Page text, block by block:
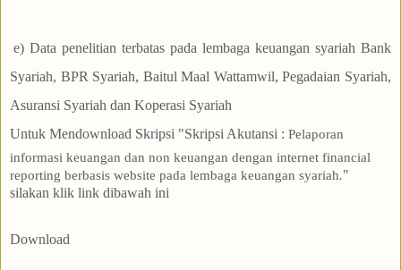
e) Data penelitian terbatas pada lembaga keuangan syariah Bank
Syariah, BPR Syariah, Baitul Maal Wattamwil, Pegadaian Syariah,
Asuransi Syariah dan Koperasi Syariah
Untuk Mendownload Skripsi "Skripsi Akutansi : Pelaporan
informasi keuangan dan non keuangan dengan internet financial
reporting berbasis website pada lembaga keuangan syariah."
silakan klik link dibawah ini
Download